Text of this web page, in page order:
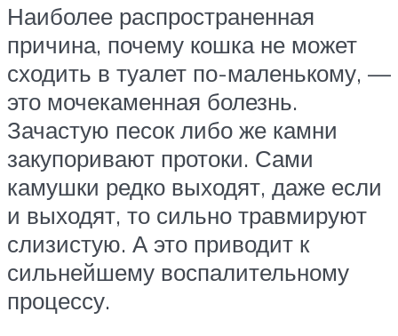
Наиболее распространенная
причина, почему кошка не может
сходить в туалет по-маленькому, —
это мочекаменная болезнь.
Зачастую песок либо же камни
закупоривают протоки. Сами
камушки редко выходят, даже если
и выходят, то сильно травмируют
слизистую. А это приводит к
сильнейшему воспалительному
процессу.